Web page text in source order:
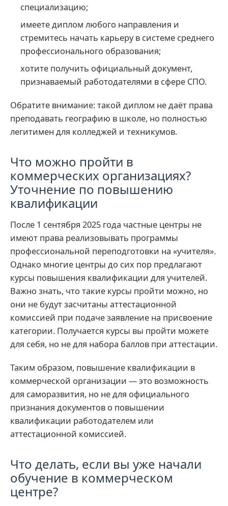
специализацию;
имеете диплом любого направления и
стремитесь начать карьеру в системе среднего
профессионального образования;
хотите получить официальный документ,
признаваемый работодателями в сфере СПО.
Обратите внимание: такой диплом не даёт права
преподавать географию в школе, но полностью
легитимен для колледжей и техникумов.
Что можно пройти в
коммерческих организациях?
Уточнение по повышению
квалификации
После 1 сентября 2025 года частные центры не
имеют права реализовывать программы
профессиональной переподготовки на «учителя».
Однако многие центры до сих пор предлагают
курсы повышения квалификации для учителей.
Важно знать, что такие курсы пройти можно, но
они не будут засчитаны аттестационной
комиссией при подаче заявление на присвоение
категории. Получается курсы вы пройти можете
для себя, но не для набора баллов при аттестации.
Таким образом, повышение квалификации в
коммерческой организации — это возможность
для саморазвития, но не для официального
признания документов о повышении
квалификации работодателем или
аттестационной комиссией.
Что делать, если вы уже начали
обучение в коммерческом
центре?